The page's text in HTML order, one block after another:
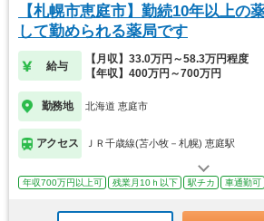
【札幌市恵庭市】勤続10年以上の
して勤められる薬局です
給与
【月収】33.0万円～58.3万円程度
【年収】400万円～700万円
勤務地 北海道 恵庭市
アクセス ＪＲ千歳線(苫小牧－札幌) 恵庭駅
年収700万円以上可 残業月10ｈ以下 駅チカ 車通勤可